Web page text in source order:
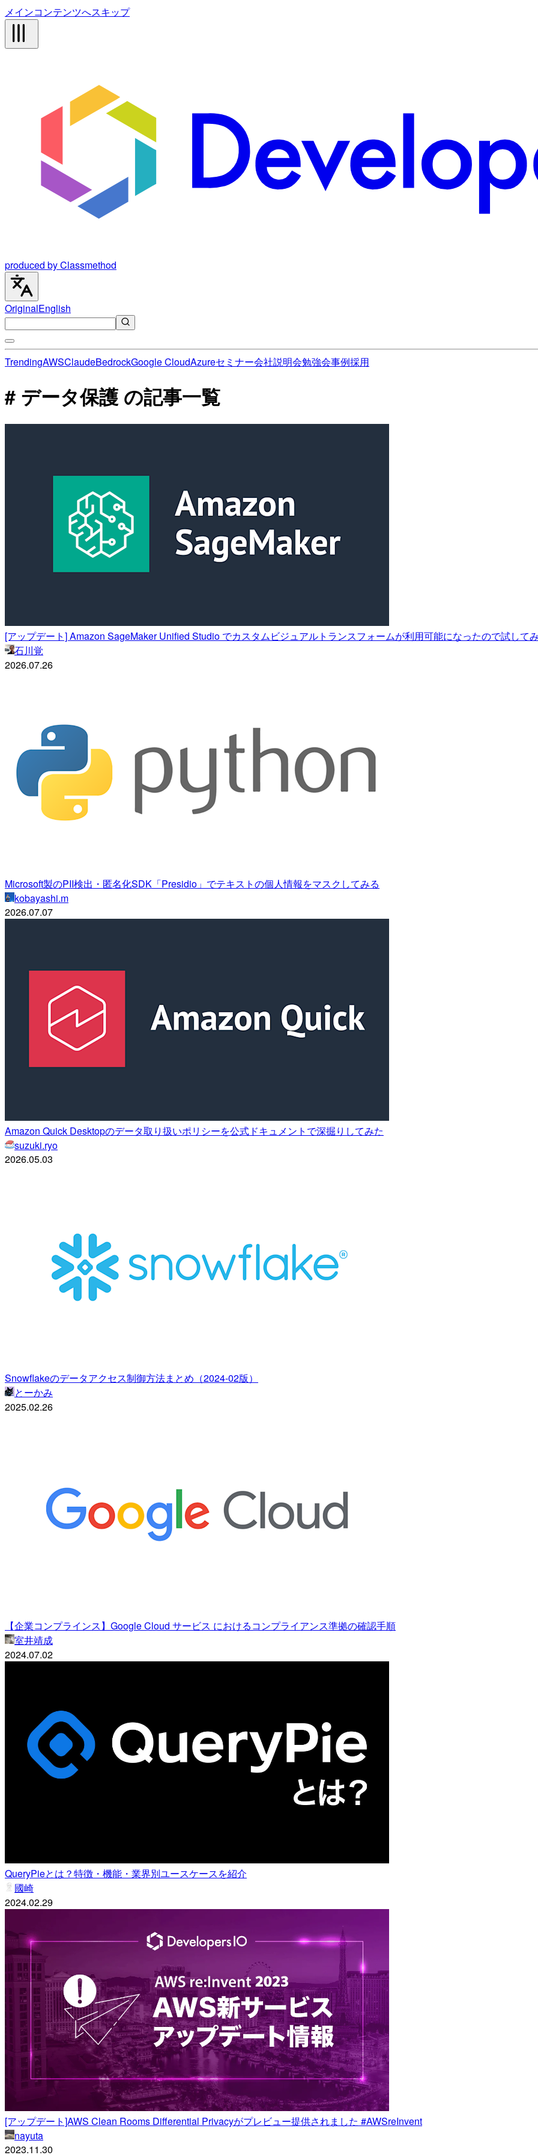
メインコンテンツへスキップ
produced by Classmethod
OriginalEnglish
TrendingAWSClaudeBedrockGoogle CloudAzureセミナー会社説明会勉強会事例採用
# データ保護 の記事一覧
[アップデート] Amazon SageMaker Unified Studio でカスタムビジュアルトランスフォームが利用可能になったので試して
石川覚
2026.07.26
Microsoft製のPII検出・匿名化SDK「Presidio」でテキストの個人情報をマスクしてみる
kobayashi.m
2026.07.07
Amazon Quick Desktopのデータ取り扱いポリシーを公式ドキュメントで深掘りしてみた
suzuki.ryo
2026.05.03
Snowflakeのデータアクセス制御方法まとめ（2024-02版）
とーかみ
2025.02.26
【企業コンプラインス】Google Cloud サービス におけるコンプライアンス準拠の確認手順
室井靖成
2024.07.02
QueryPieとは？特徴・機能・業界別ユースケースを紹介
國崎
2024.02.29
[アップデート]AWS Clean Rooms Differential Privacyがプレビュー提供されました #AWSreInvent
nayuta
2023.11.30